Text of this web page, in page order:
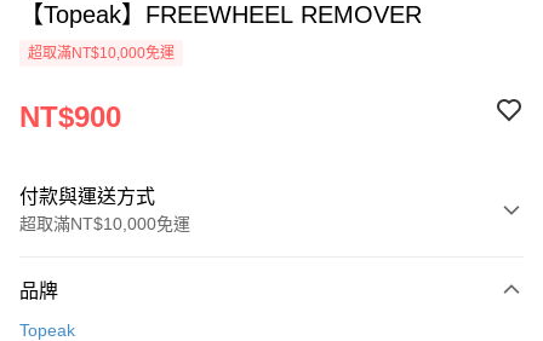
【Topeak】FREEWHEEL REMOVER
超取滿NT$10,000免運
NT$900
付款與運送方式
超取滿NT$10,000免運
信用卡一次付款
品牌
Topeak